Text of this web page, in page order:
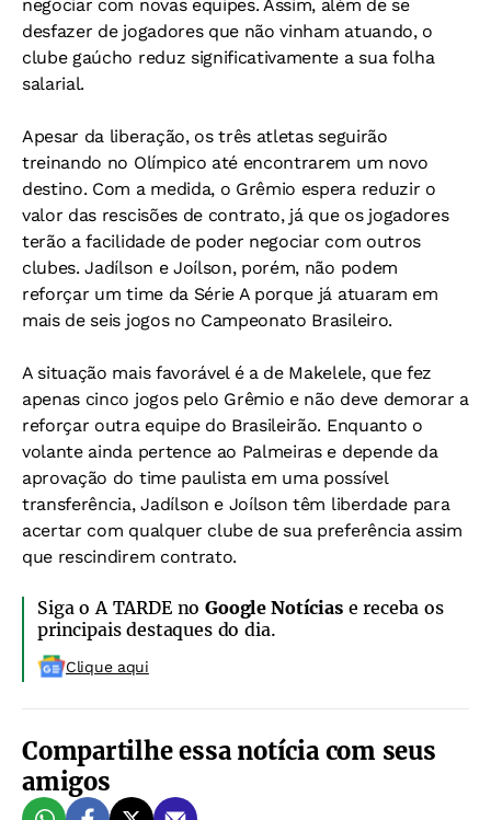
negociar com novas equipes. Assim, além de se
desfazer de jogadores que não vinham atuando, o
clube gaúcho reduz significativamente a sua folha
salarial.
Apesar da liberação, os três atletas seguirão
treinando no Olímpico até encontrarem um novo
destino. Com a medida, o Grêmio espera reduzir o
valor das rescisões de contrato, já que os jogadores
terão a facilidade de poder negociar com outros
clubes. Jadílson e Joílson, porém, não podem
reforçar um time da Série A porque já atuaram em
mais de seis jogos no Campeonato Brasileiro.
A situação mais favorável é a de Makelele, que fez
apenas cinco jogos pelo Grêmio e não deve demorar a
reforçar outra equipe do Brasileirão. Enquanto o
volante ainda pertence ao Palmeiras e depende da
aprovação do time paulista em uma possível
transferência, Jadílson e Joílson têm liberdade para
acertar com qualquer clube de sua preferência assim
que rescindirem contrato.
Siga o A TARDE noGoogle Notíciase receba os
principais destaques do dia.
Clique aqui
Compartilhe essa notícia com seus
amigos